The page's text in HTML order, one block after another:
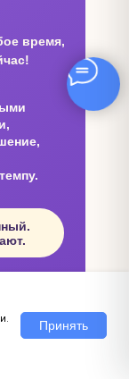
время,
Принять